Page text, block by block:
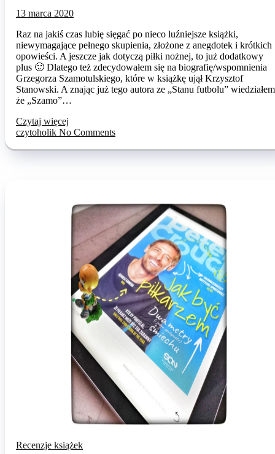
13 marca 2020
Raz na jakiś czas lubię sięgać po nieco luźniejsze książki,
niewymagające pełnego skupienia, złożone z anegdotek i krótkich
opowieści. A jeszcze jak dotyczą piłki nożnej, to już dodatkowy
plus 🙂 Dlatego też zdecydowałem się na biografię/wspomnienia
Grzegorza Szamotulskiego, które w książkę ujął Krzysztof
Stanowski. A znając już tego autora ze „Stanu futbolu”
że „Szamo”…
Czytaj więcej
czytoholik No Comments
Recenzje książek